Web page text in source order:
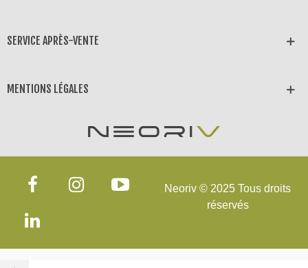
SERVICE APRÈS-VENTE
MENTIONS LÉGALES
Neoriv © 2025 Tous droits
réservés